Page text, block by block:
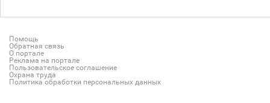
Помощь
Обратная связь
О портале
Реклама на портале
Пользовательское соглашение
Охрана труда
Политика обработки персональных данных